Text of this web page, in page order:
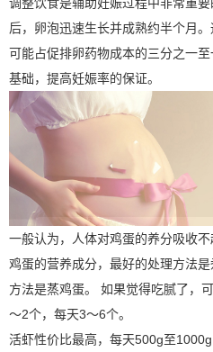
后，卵泡迅速生长并成熟约半个月
可能占促排卵药物成本的三分之一
基础，提高妊娠率的保证。
一般认为，人体对鸡蛋的养分吸收
鸡蛋的营养成分，最好的处理方法
方法是蒸鸡蛋。 如果觉得吃腻了，
〜2个，每天3〜6个。
活虾性价比最高，每天500g至